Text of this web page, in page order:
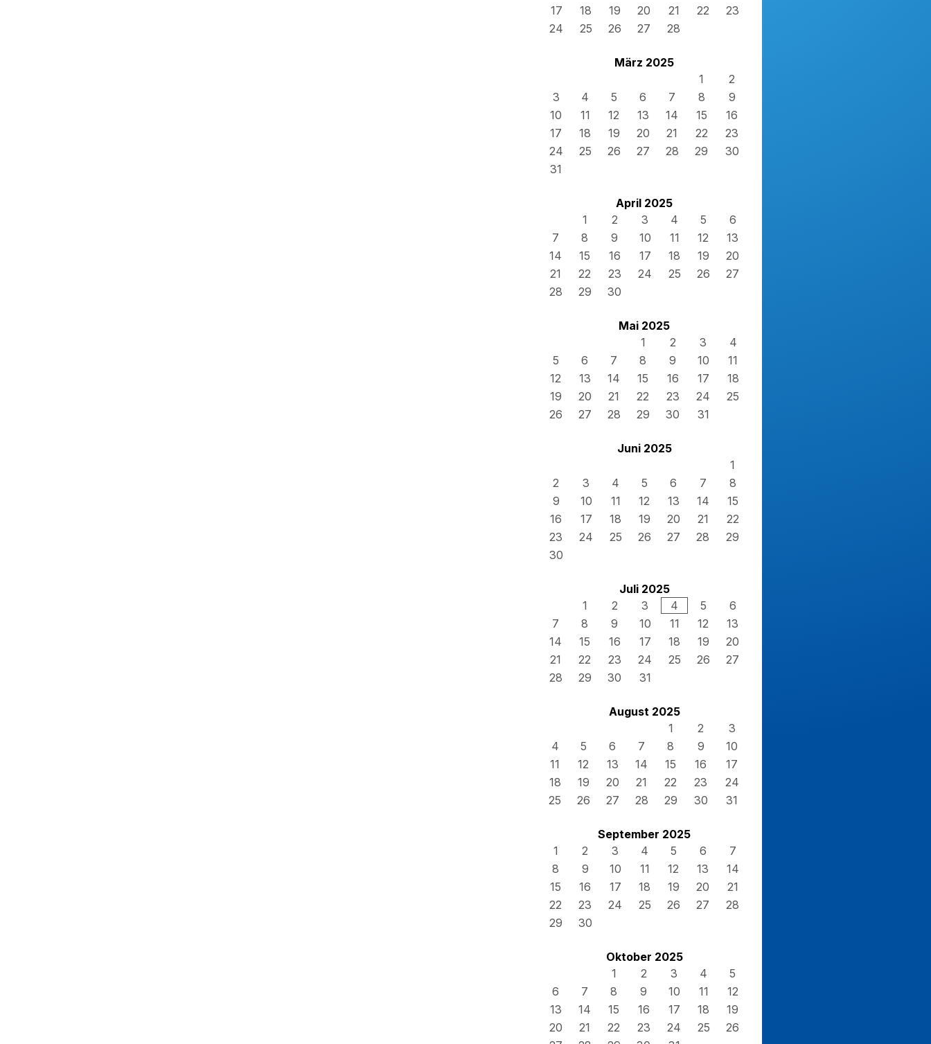
17
18 19 20 21 22
23
24
25 26 27 28
März 2025
1
2
3
4 5 6 7 8
9
10
11 12 13 14 15
16
17
18 19 20 21 22
23
24
25 26 27 28 29
30
31
April 2025
1
2 3 4 5
6
7
8 9 10 11 12
13
14
15 16 17 18 19
20
21
22 23 24 25 26
27
28
29 30
Mai 2025
1
2 3
4
5
6 7 8 9 10
11
12
13 14 15 16 17
18
19
20 21 22 23 24
25
26
27 28 29 30 31
Juni 2025
1
2
3 4 5 6 7
8
9
10 11 12 13 14
15
16
17 18 19 20 21
22
23
24 25 26 27 28
29
30
Juli 2025
1
2 3 4 5
6
7
8 9 10 11 12
13
14
15 16 17 18 19
20
21
22 23 24 25 26
27
28
29 30 31
August 2025
1
2
3
4
5 6 7 8 9
10
11
12 13 14 15 16
17
18
19 20 21 22 23
24
25
26 27 28 29 30 31
September 2025
1
2 3 4 5 6
7
8
9 10 11 12 13
14
15
16 17 18 19 20
21
22
23 24 25 26 27
28
29
30
Oktober 2025
1
2 3 4
5
6
7 8 9 10 11
12
13
14 15 16 17 18
19
20
21 22 23 24 25
26